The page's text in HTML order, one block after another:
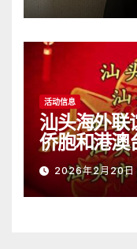
活动信息
汕头海外联
侨胞和港澳
年！
2026年2月20日